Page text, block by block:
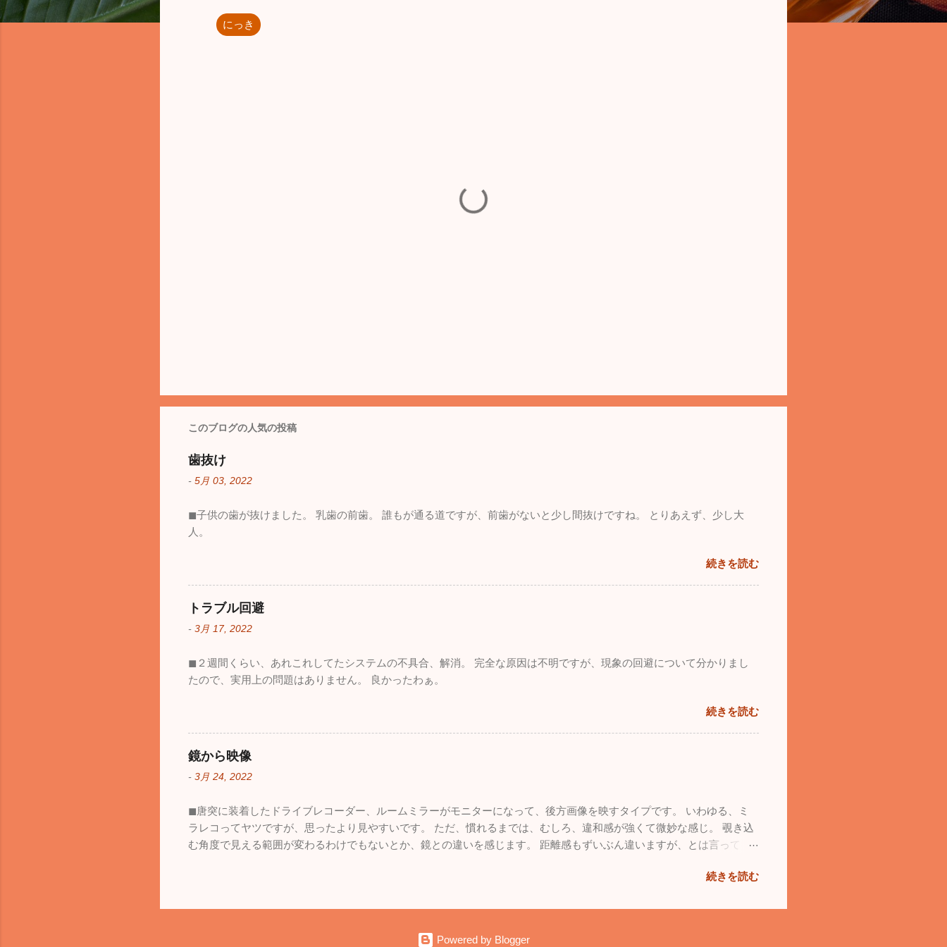
にっき
このブログの人気の投稿
歯抜け
- 5月 03, 2022
◼︎子供の歯が抜けました。 乳歯の前歯。 誰もが通る道ですが、前歯がないと少し間抜けですね。 とりあえず、少し大
人。
続きを読む
トラブル回避
- 3月 17, 2022
◼︎２週間くらい、あれこれしてたシステムの不具合、解消。 完全な原因は不明ですが、現象の回避について分かりまし
たので、実用上の問題はありません。 良かったわぁ。
続きを読む
鏡から映像
- 3月 24, 2022
◼︎唐突に装着したドライブレコーダー、ルームミラーがモニターになって、後方画像を映すタイプです。 いわゆる、ミ
ラレコってヤツですが、思ったより見やすいです。 ただ、慣れるまでは、むしろ、違和感が強くて微妙な感じ。 覗き込
む角度で見える範囲が変わるわけでもないとか、鏡との違いを感じます。 距離感もずいぶん違いますが、とは言って
続きを読む
Powered by Blogger